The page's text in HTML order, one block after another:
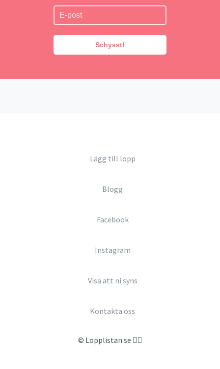
Schysst!
© Lopplistan.se 🏃‍♀️
Lägg till lopp
Blogg
Facebook
Instagram
Visa att ni syns
Kontakta oss